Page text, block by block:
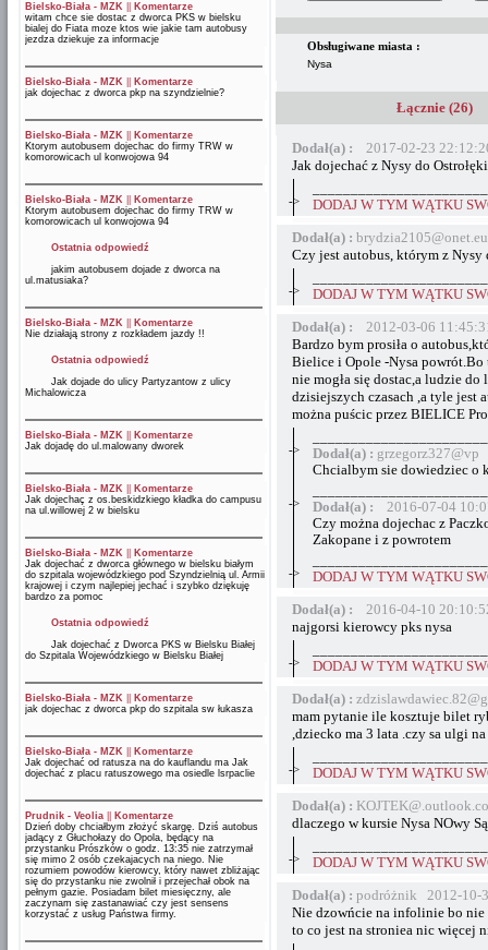
Bielsko-Biała - MZK
Komentarze
witam chce sie dostac z dworca PKS w bielsku
bialej do Fiata moze ktos wie jakie tam autobusy
jezdza dziekuje za informacje
Bielsko-Biała - MZK
Komentarze
jak dojechac z dworca pkp na szyndzielnie?
Bielsko-Biała - MZK
Komentarze
Ktorym autobusem dojechac do firmy TRW w
komorowicach ul konwojowa 94
Bielsko-Biała - MZK
Komentarze
Ktorym autobusem dojechac do firmy TRW w
komorowicach ul konwojowa 94
Ostatnia odpowiedź
jakim autobusem dojade z dworca na
ul.matusiaka?
Bielsko-Biała - MZK
Komentarze
Nie działają strony z rozkładem jazdy !!
Ostatnia odpowiedź
Jak dojade do ulicy Partyzantow z ulicy
Michalowicza
Bielsko-Biała - MZK
Komentarze
Jak dojadę do ul.malowany dworek
Bielsko-Biała - MZK
Komentarze
Jak dojechaç z os.beskidzkiego kładka do campusu
na ul.willowej 2 w bielsku
Bielsko-Biała - MZK
Komentarze
Jak dojechać z dworca głównego w bielsku białym
do szpitala wojewódzkiego pod Szyndzielnią ul. Armii
krajowej i czym najlepiej jechać i szybko dziękuję
bardzo za pomoc
Ostatnia odpowiedź
Jak dojechać z Dworca PKS w Bielsku Białej
do Szpitala Wojewódzkiego w Bielsku Białej
Bielsko-Biała - MZK
Komentarze
jak dojechac z dworca pkp do szpitala sw łukasza
Bielsko-Biała - MZK
Komentarze
Jak dojechać od ratusza na do kauflandu ma Jak
dojechać z placu ratuszowego ma osiedle lsrpaclie
Prudnik - Veolia
Komentarze
Dzień doby chciałbym złożyć skargę. Dziś autobus
jadący z Głuchołazy do Opola, będący na
przystanku Prószków o godz. 13:35 nie zatrzymał
się mimo 2 osób czekajacych na niego. Nie
rozumiem powodów kierowcy, który nawet zbliżając
się do przystanku nie zwolnił i przejechał obok na
pełnym gazie. Posiadam bilet miesięczny, ale
zaczynam się zastanawiać czy jest sensens
korzystać z usług Państwa firmy.
Obsługiwane miasta :
Nysa
Łącznie (26)
Dodał(a) :
2017-02-23
Jak dojechać z Nysy do Ostrołęki
->
DODAJ W TYM WĄTKU
Dodał(a) :
Czy jest autobus, którym z Nysy
->
DODAJ W TYM WĄTKU
Dodał(a) :
2012-03-06
Bardzo bym prosiła o
Bielice i Opole -Nysa powrót.Bo
nie mogła się dostac,a ludzie
dzisiejszych czasach ,a tyle jest
można puścic przez BIELICE
->
Dodał(a) :
Chcialbym sie dowiedziec o
->
Dodał(a) :
2016-07-04
Czy można dojechac z
Zakopane i z powrotem
->
DODAJ W TYM WĄTKU
Dodał(a) :
2016-04-10
najgorsi kierowcy pks nysa
->
DODAJ W TYM WĄTKU
Dodał(a) :
mam pytanie ile kosztuje bilet
,dziecko ma 3 lata .czy sa ulgi
->
DODAJ W TYM WĄTKU
Dodał(a) :
dlaczego w kursie Nysa NOwy
->
DODAJ W TYM WĄTKU
Dodał(a) : podróżnik 2012-10-
Nie dzowńcie na infolinie bo nie
to co jest na stroniea nic więcej